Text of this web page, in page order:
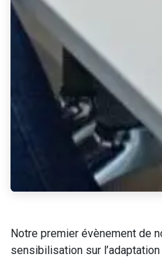
Notre premier évènement de
sensibilisation sur